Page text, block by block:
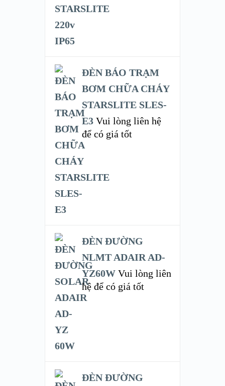
ĐÈN BÁO TRẠM
BƠM CHỮA CHÁY
STARSLITE SLES-
E3 Vui lòng liên hệ
để có giá tốt
ĐÈN ĐƯỜNG
NLMT ADAIR AD-
YZ60W Vui lòng liên
hệ để có giá tốt
ĐÈN ĐƯỜNG